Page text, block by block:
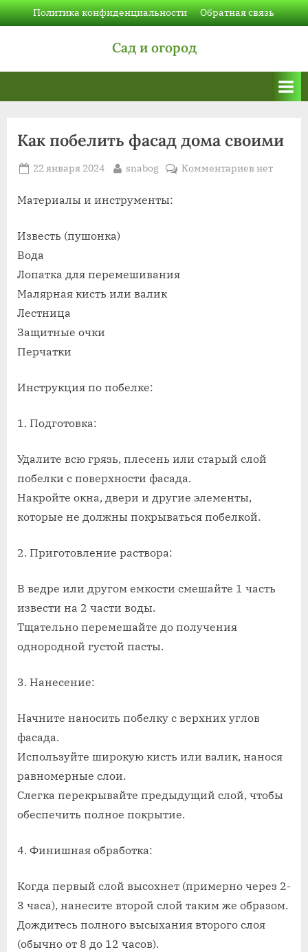
Skip
to
Политика конфиденциальности Обратная связь
Сад и огород
Как побелить фасад дома своими
Posted
22 января 2024 By
snabog Комментариевкнет
Материалы и инструменты:
Известь (пушонка)
Вода
Лопатка для перемешивания
Малярная кисть или валик
Лестница
Защитные очки
Перчатки
Инструкция по побелке:
1. Подготовка:
Удалите всю грязь, плесень или старый слой
побелки с поверхности фасада.
Накройте окна, двери и другие элементы,
которые не должны покрываться побелкой.
2. Приготовление раствора:
В ведре или другом емкости смешайте 1 часть
извести на 2 части воды.
Тщательно перемешайте до получения
однородной густой пасты.
3. Нанесение:
Начните наносить побелку с верхних углов
фасада.
Используйте широкую кисть или валик, нанося
равномерные слои.
Слегка перекрывайте предыдущий слой, чтобы
обеспечить полное покрытие.
4. Финишная обработка:
Когда первый слой высохнет (примерно через 2-
3 часа), нанесите второй слой таким же образом.
Дождитесь полного высыхания второго слоя
(обычно от 8 до 12 часов).